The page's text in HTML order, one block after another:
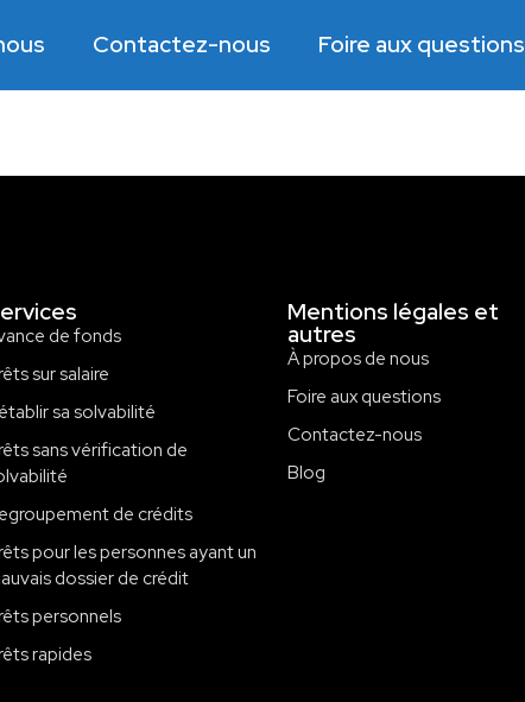
Contactez-nous Foire aux questions
de fonds
sur salaire
sa solvabilité
sans vérification de
de crédits
pour les personnes ayant un
dossier de crédit
personnels
rapides
Mentions légales et
autres
À propos de nous
Foire aux questions
Contactez-nous
Blog